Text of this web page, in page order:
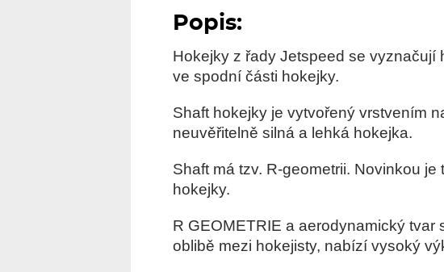
Popis:
Hokejky z řady Jetspeed se
ve spodní části hokejky.
Shaft hokejky je vytvořený vrstvením
neuvěřitelně silná a lehká hokejka.
Shaft má tzv. R-geometrii. Novinkou
hokejky.
R GEOMETRIE a aerodynamický
oblibě mezi hokejisty, nabízí vysoký